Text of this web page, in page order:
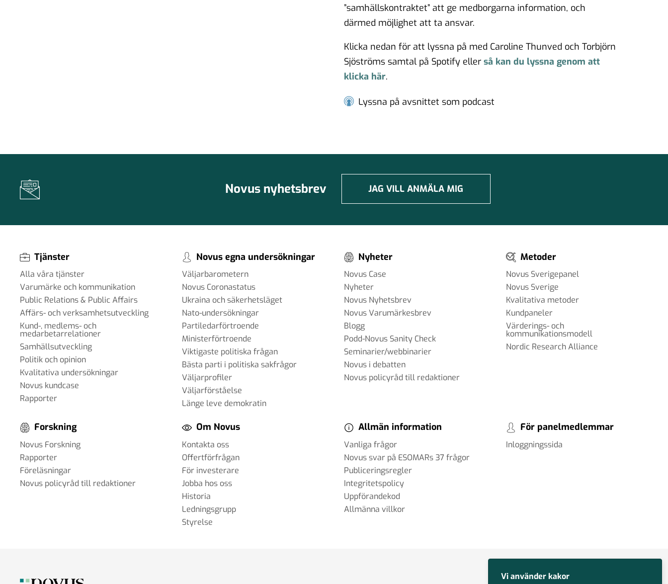
#94 - Patrik Thunholm -
samhällskommunikation
08 maj 2025
#93 - Brit Stakston - svenskarnas medievanor
30 apr 2025
påverkar arbetslivet för tjänstemän
11 apr 2025
#91 - Robert Kindroth - att förebygga
våldsbejakande extremism
28 mar 2025
”samhällskontraktet” att ge medborgarna information, och
därmed möjlighet att ta ansvar.
Klicka nedan för att lyssna på med Caroline Thunved och Torbjörn
Sjöströms samtalpå Spotify eller så kan du lyssna genom att
klicka här.
Lyssna på avsnittet som podcast
Novus nyhetsbrev JAG VILL ANMÄLA MIG
Tjänster
Alla våra tjänster
Varumärke och kommunikation
Public Relations & Public Affairs
Affärs- och verksamhetsutveckling
Kund-, medlems- och
medarbetarrelationer
Samhällsutveckling
Politik och opinion
Kvalitativa undersökningar
Novus kundcase
Rapporter
Novus egna undersökningar
Väljarbarometern
Novus Coronastatus
Ukraina och säkerhetsläget
Nato-undersökningar
Partiledarförtroende
Ministerförtroende
Viktigaste politiska frågan
Bästa parti i politiska sakfrågor
Väljarprofiler
Väljarförståelse
Länge leve demokratin
Nyheter
Novus Case
Nyheter
Novus Nyhetsbrev
Novus Varumärkesbrev
Blogg
Podd-Novus Sanity Check
Seminarier/webbinarier
Novus i debatten
Novus policyråd till redaktioner
Metoder
Novus Sverigepanel
Novus Sverige
Kvalitativa metoder
Kundpaneler
Värderings- och
kommunikationsmodell
Nordic Research Alliance
Forskning
Novus Forskning
Rapporter
Föreläsningar
Novus policyråd till redaktioner
Om Novus
Kontakta oss
Offertförfrågan
För investerare
Jobba hos oss
Historia
Ledningsgrupp
Styrelse
Allmän information
Vanliga frågor
Novus svar på ESOMARs 37 frågor
Publiceringsregler
Integritetspolicy
Uppförandekod
Allmänna villkor
För panelmedlemmar
Inloggningssida
Vi använder kakor